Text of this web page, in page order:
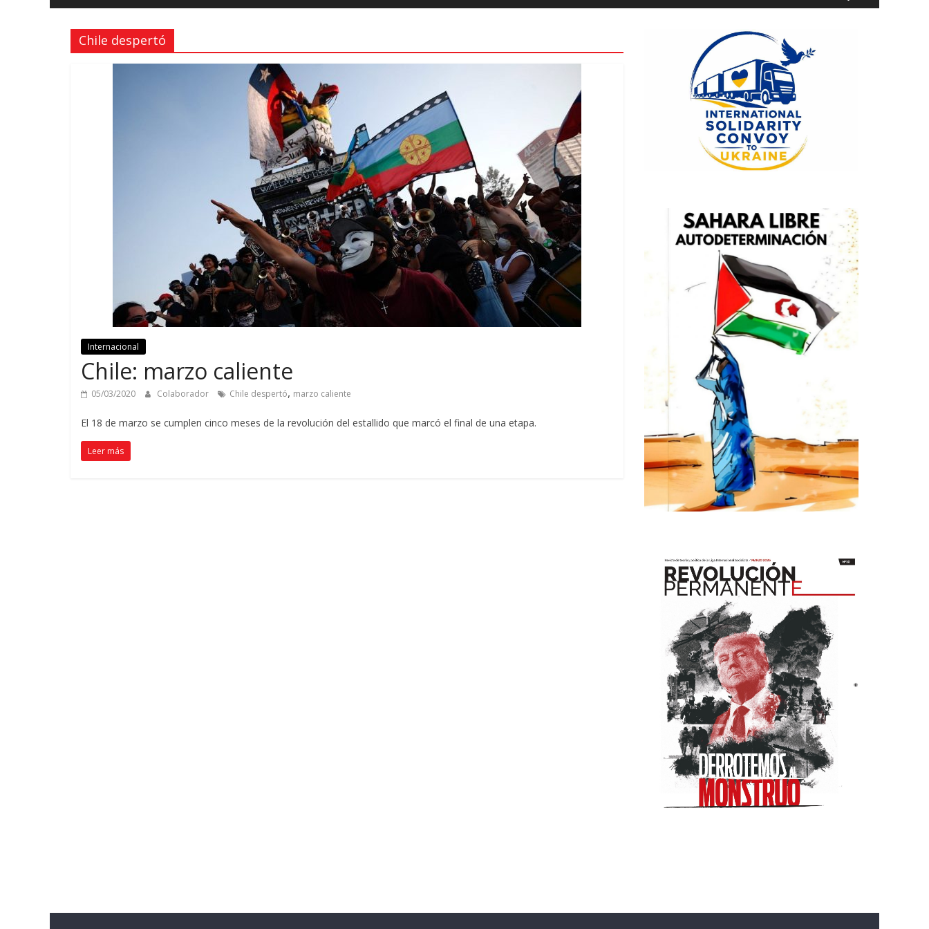
Libertad
Chile despertó
Internacional
Chile: marzo caliente
05/03/2020 Colaborador Chile despertó, marzo caliente
El 18 de marzo se cumplen cinco meses de la revolución del estallido que marcó el final de una etapa.
Leer más